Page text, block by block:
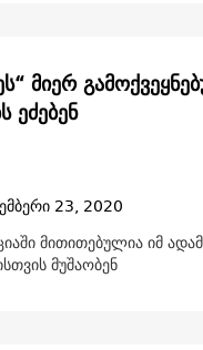
მიერ
ეძებენ
23, 2020
მითითებულია იმ
მუშაობენ